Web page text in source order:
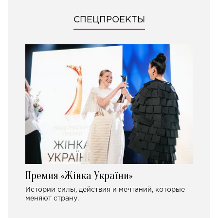
СПЕЦПРОЕКТЫ
Премия «Жінка України»
Истории силы, действия и мечтаний, которые
меняют страну.